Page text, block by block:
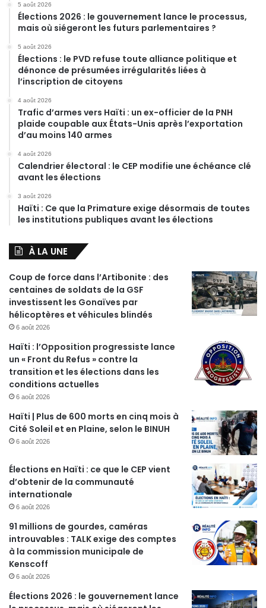
5 août 2026
Élections 2026 : le gouvernement lance le processus,
mais où siégeront les futurs parlementaires ?
5 août 2026
Élections : le PVD refuse toute alliance politique et
dénonce de présumées irrégularités liées à
l’inscription de citoyens
4 août 2026
Trafic d’armes vers Haïti : un ex-officier de la PNH
plaide coupable aux États-Unis après l’exportation
d’au moins 140 armes
4 août 2026
Calendrier électoral : le CEP modifie une échéance clé
avant les élections
3 août 2026
Haïti : Ce que la Primature exige désormais de toutes
les institutions publiques avant les élections
À LA UNE
Coup de force dans l’Artibonite : des
centaines de soldats de la GSF
investissent les Gonaïves par
hélicoptères et véhicules blindés
6 août 2026
Haïti : l’Opposition progressiste lance
un « Front du Refus » contre la
transition et les élections dans les
conditions actuelles
6 août 2026
Haïti | Plus de 600 morts en cinq mois à
Cité Soleil et en Plaine, selon le BINUH
6 août 2026
Élections en Haïti : ce que le CEP vient
d’obtenir de la communauté
internationale
6 août 2026
91 millions de gourdes, caméras
introuvables : TALK exige des comptes
à la commission municipale de
Kenscoff
6 août 2026
Élections 2026 : le gouvernement lance